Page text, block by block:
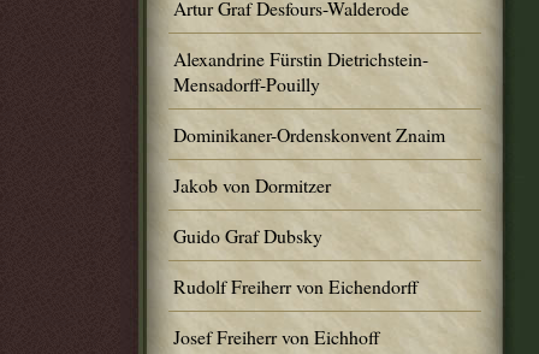
Artur Graf Desfours-Walderode
Alexandrine Fürstin Dietrichstein-
Mensadorff-Pouilly
Dominikaner-Ordenskonvent Znaim
Jakob von Dormitzer
Guido Graf Dubsky
Rudolf Freiherr von Eichendorff
Josef Freiherr von Eichhoff